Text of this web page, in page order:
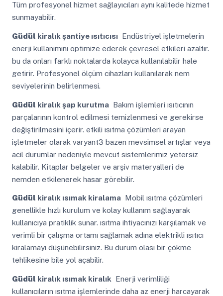
Tüm profesyonel hizmet sağlayıcıları aynı kalitede hizmet
sunmayabilir.
Güdül kiralık şantiye ısıtıcısıEndüstriyel işletmelerin
enerji kullanımını optimize ederek çevresel etkileri azaltır.
bu da onları farklı noktalarda kolayca kullanılabilir hale
getirir. Profesyonel ölçüm cihazları kullanılarak nem
seviyelerinin belirlenmesi.
Güdül kiralık şap kurutmaBakım işlemleri ısıtıcının
parçalarının kontrol edilmesi temizlenmesi ve gerekirse
değiştirilmesini içerir. etkili ısıtma çözümleri arayan
işletmeler olarak varyant3 bazen mevsimsel artışlar veya
acil durumlar nedeniyle mevcut sistemlerimiz yetersiz
kalabilir. Kitaplar belgeler ve arşiv materyalleri de
nemden etkilenerek hasar görebilir.
Güdül kiralık ısımak kiralamaMobil ısıtma çözümleri
genellikle hızlı kurulum ve kolay kullanım sağlayarak
kullanıcıya pratiklik sunar. ısıtma ihtiyacınızı karşılamak ve
verimli bir çalışma ortamı sağlamak adına elektrikli ısıtıcı
kiralamayı düşünebilirsiniz. Bu durum olası bir çökme
tehlikesine bile yol açabilir.
Güdül kiralık ısımak kiralık Enerji verimliliği
kullanıcıların ısıtma işlemlerinde daha az enerji harcayarak